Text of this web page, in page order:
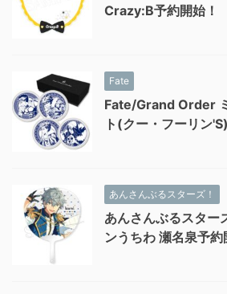
Crazy:B予約開始！
Fate
Fate/Grand Order
ト(クー・フーリン
あんさんぶるスターズ！
あんさんぶるスター
ンうちわ 瀬名泉予約